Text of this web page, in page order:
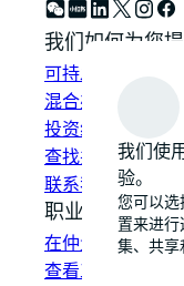
我们如何为您
可持发展解决方案
混合办公空间解决
投资组合管理
查找并租赁空间
联系我们
职业发展
在仲量联行工作
查看工作机会
我们使
验。
您可以选
置来进行
集、共